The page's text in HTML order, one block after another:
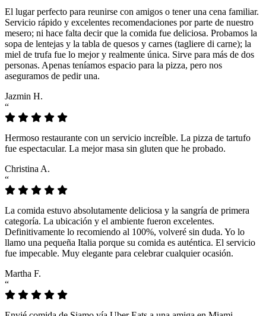
El lugar perfecto para reunirse con amigos o tener una cena familiar.
Servicio rápido y excelentes recomendaciones por parte de nuestro
mesero; ni hace falta decir que la comida fue deliciosa. Probamos la
sopa de lentejas y la tabla de quesos y carnes (tagliere di carne); la
miel de trufa fue lo mejor y realmente única. Sirve para más de dos
personas. Apenas teníamos espacio para la pizza, pero nos
aseguramos de pedir una.
Jazmin H.
“
Hermoso restaurante con un servicio increíble. La pizza de tartufo
fue espectacular. La mejor masa sin gluten que he probado.
Christina A.
“
La comida estuvo absolutamente deliciosa y la sangría de primera
categoría. La ubicación y el ambiente fueron excelentes.
Definitivamente lo recomiendo al 100%, volveré sin duda. Yo lo
llamo una pequeña Italia porque su comida es auténtica. El servicio
fue impecable. Muy elegante para celebrar cualquier ocasión.
Martha F.
“